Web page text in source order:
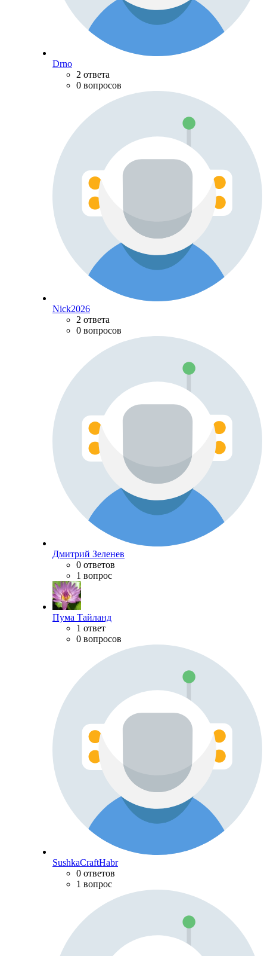
Drno
2 ответа
0 вопросов
Nick2026
2 ответа
0 вопросов
Дмитрий Зеленев
0 ответов
1 вопрос
Пума Тайланд
1 ответ
0 вопросов
SushkaCraftHabr
0 ответов
1 вопрос